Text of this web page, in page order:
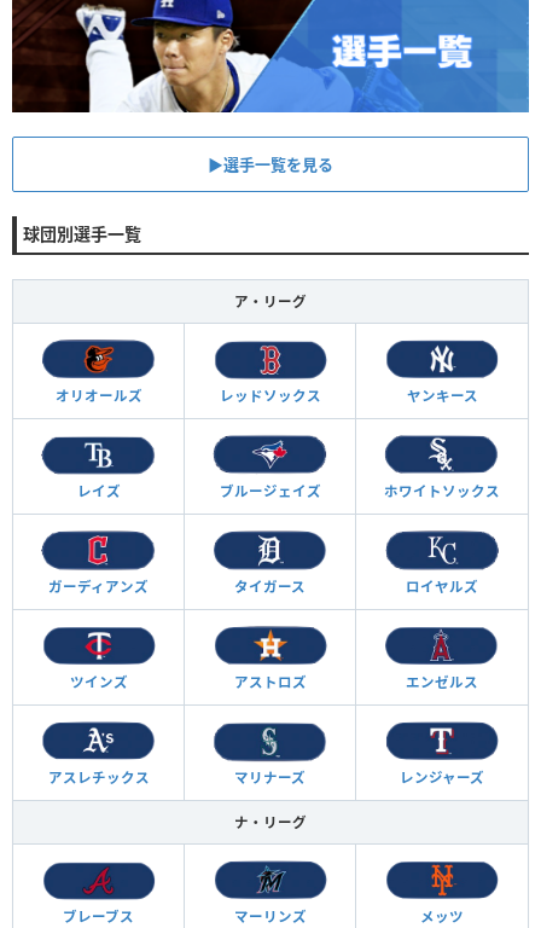
▶︎選手一覧を見る
球団別選手一覧
ア・リーグ
オリオールズ レッドソックス ヤンキース
レイズ ブルージェイズ ホワイトソックス
ガーディアンズ タイガース ロイヤルズ
ツインズ アストロズ エンゼルス
アスレチックス マリナーズ レンジャーズ
ナ・リーグ
ブレーブス マーリンズ メッツ